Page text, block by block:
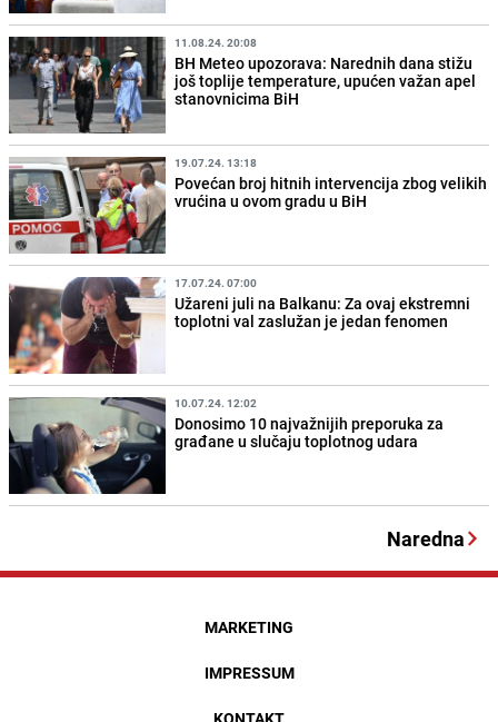
11.08.24. 20:08
BH Meteo upozorava: Narednih dana stižu
još toplije temperature, upućen važan apel
stanovnicima BiH
19.07.24. 13:18
Povećan broj hitnih intervencija zbog velikih
vrućina u ovom gradu u BiH
17.07.24. 07:00
Užareni juli na Balkanu: Za ovaj ekstremni
toplotni val zaslužan je jedan fenomen
10.07.24. 12:02
Donosimo 10 najvažnijih preporuka za
građane u slučaju toplotnog udara
Naredna
MARKETING
IMPRESSUM